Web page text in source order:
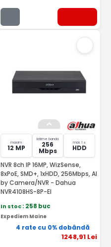
maxim
12 MP
latime banda
256
Mbps
max 1 x
HDD
NVR 8ch IP 16MP, WizSense,
8xPoE, SMD+, 1xHDD, 256Mbps, AI
by Camera/NVR - Dahua
NVR4108HS-8P-EI
In stoc: 258 buc
Expediem Maine
4 rate cu 0% dobândă
1248,91 Lei